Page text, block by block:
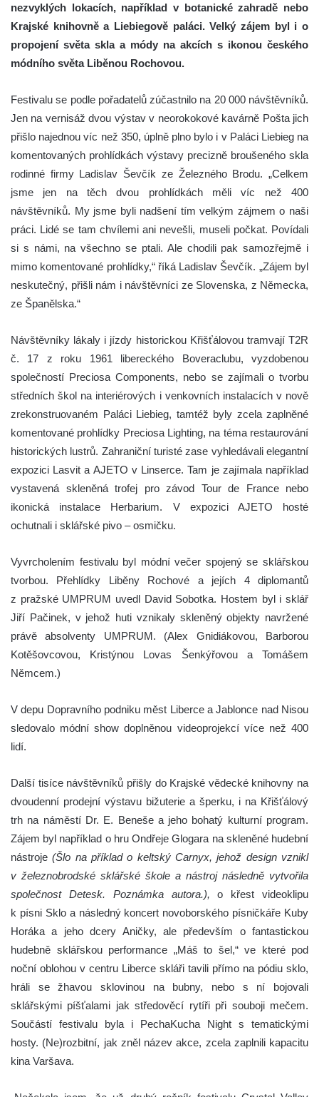
nezvyklých lokacích, například v botanické zahradě nebo
Krajské knihovně a Liebiegově paláci. Velký zájem byl i o
propojení světa skla a módy na akcích s ikonou českého
módního světa Liběnou Rochovou.
Festivalu se podle pořadatelů zúčastnilo na 20 000 návštěvníků.
Jen na vernisáž dvou výstav v neorokokové kavárně Pošta jich
přišlo najednou víc než 350, úplně plno bylo i v Paláci Liebieg na
komentovaných prohlídkách výstavy precizně broušeného skla
rodinné firmy Ladislav Ševčík ze Železného Brodu. „Celkem
jsme jen na těch dvou prohlídkách měli víc než 400
návštěvníků. My jsme byli nadšení tím velkým zájmem o naši
práci. Lidé se tam chvílemi ani nevešli, museli počkat. Povídali
si s námi, na všechno se ptali. Ale chodili pak samozřejmě i
mimo komentované prohlídky,“ říká Ladislav Ševčík. „Zájem byl
neskutečný, přišli nám i návštěvníci ze Slovenska, z Německa,
ze Španělska.“
Návštěvníky lákaly i jízdy historickou Křišťálovou tramvají T2R
č. 17 z roku 1961 libereckého Boveraclubu, vyzdobenou
společností Preciosa Components, nebo se zajímali o tvorbu
středních škol na interiérových i venkovních instalacích v nově
zrekonstruovaném Paláci Liebieg, tamtéž byly zcela zaplněné
komentované prohlídky Preciosa Lighting, na téma restaurování
historických lustrů. Zahraniční turisté zase vyhledávali elegantní
expozici Lasvit a AJETO v Linserce. Tam je zajímala například
vystavená skleněná trofej pro závod Tour de France nebo
ikonická instalace Herbarium. V expozici AJETO hosté
ochutnali i sklářské pivo – osmičku.
Vyvrcholením festivalu byl módní večer spojený se sklářskou
tvorbou.
Přehlídky Liběny Rochové a jejích 4 diplomantů
z pražské UMPRUM uvedl David Sobotka. Hostem byl i sklář
Jiří Pačinek, v jehož huti vznikaly skleněný objekty navržené
právě absolventy UMPRUM. (Alex Gnidiákovou, Barborou
Kotěšovcovou, Kristýnou Lovas Šenkýřovou a Tomášem
Němcem.)
V depu Dopravního podniku měst Liberce a Jablonce nad Nisou
sledovalo módní show doplněnou videoprojekcí více než 400
lidí.
Další tisíce návštěvníků přišly do Krajské vědecké knihovny na
dvoudenní prodejní výstavu bižuterie a šperku, i na Křišťálový
trh na náměstí Dr. E. Beneše a jeho bohatý kulturní program.
Zájem byl například o hru Ondřeje Glogara na skleněné hudební
nástroje(Šlo na příklad o keltský Carnyx, jehož design vznikl
v železnobrodské sklářské škole a nástroj následně vytvořila
společnost Detesk. Poznámka autora.), o křest videoklipu
k písni Sklo a následný koncert novoborského písničkáře Kuby
Horáka a jeho dcery Aničky, ale především o fantastickou
hudebně sklářskou performance „Máš to šel,“ ve které pod
noční oblohou v centru Liberce skláři tavili přímo na pódiu sklo,
hráli se žhavou sklovinou na bubny, nebo s ní bojovali
sklářskými píšťalami jak středověcí rytíři při souboji mečem.
Součástí festivalu byla i PechaKucha Night s tematickými
hosty. (Ne)rozbitní, jak zněl název akce, zcela zaplnili kapacitu
kina Varšava.